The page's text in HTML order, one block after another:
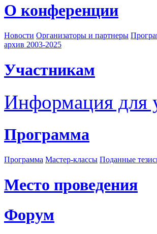
О конференции
Новости Организаторы и партнеры
архив 2003-2025
Участникам
Информация для
Программа
Программа Мастер-классы Поданные
Место проведения
Форум